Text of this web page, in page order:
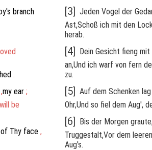
branch
.
,my ear ;
will be
of Thy face ,
[3] Jeden Vogel der
Ast,Schoß ich mit den
herab.
[4] Dein Gesicht fieng mit
an,Und ich warf von fern
zu.
[5] Auf dem Schenken
Ohr,Und so fiel dem Aug',
[6] Bis der Morgen
Truggestalt,Vor dem
Aug's.